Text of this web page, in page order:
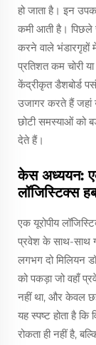
हो जाता है। इन
कमी आती है। पिछले
करने वाले
प्रतिशत कम चोरी
केंद्रीकृत डैशबोर्ड
उजागर करते हैं जहां
छोटी समस्याओं को
देते हैं।
केस अध्ययन:
लॉजिस्टिक्स
एक यूरोपीय
प्रवेश के साथ-साथ
लगभग दो मिलियन
को पकड़ा जो वहाँ
नहीं था, और केवल
यह स्पष्ट होता है कि
रोकता ही नहीं है,